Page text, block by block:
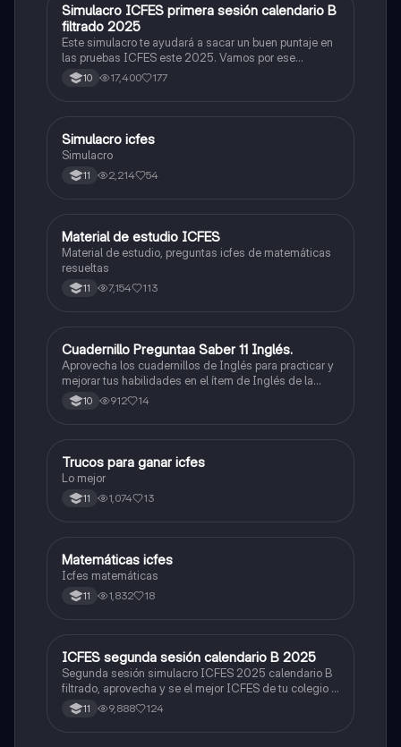
ICFES: Matemáticas
Simulacro ICFES primera sesión calendario B
filtrado 2025
Este simulacro te ayudará a sacar un buen puntaje en
las pruebas ICFES este 2025. Vamos por ese
500/500. Y poder ser admitido en la universidad que
quieras, estudiar la carrera que quieres y no la que te
10 17,400 177
ICFES: Lectura Crítica
Simulacro icfes
Simulacro
11 2,214 54
ICFES: Matemáticas
Material de estudio ICFES
Material de estudio, preguntas icfes de matemáticas
resueltas
11 7,154 113
ICFES: Inglés
Cuadernillo Preguntaa Saber 11 Inglés.
Aprovecha los cuadernillos de Inglés para practicar y
mejorar tus habilidades en el ítem de Inglés de la
Prueba Saber 11. 🫡
10 912 14
Química
Trucos para ganar icfes
Lo mejor
11 1,074 13
ICFES: Matemáticas
Matemáticas icfes
Icfes matemáticas
11 1,832 18
ICFES: Lectura Crítica
ICFES segunda sesión calendario B 2025
Segunda sesión simulacro ICFES 2025 calendario B
filtrado, aprovecha y se el mejor ICFES de tu colegio y
poder ingresar a universidad, y estudiar aquella
carrera con la que tanto sueñas.
11 9,888 124